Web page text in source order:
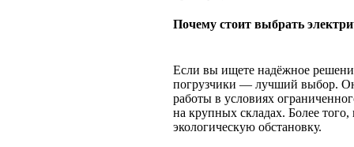
Почему стоит выбрать
Если вы ищете надёжное
погрузчики — лучший выбор.
работы в условиях
на крупных складах. Более
экологическую обстановку.